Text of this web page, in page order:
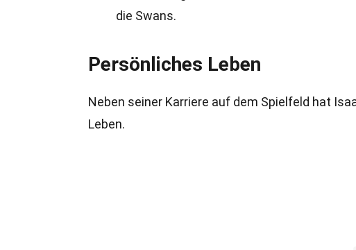
die Swans.
Persönliches Leben
Neben seiner Karriere auf dem Spielfeld hat
Leben.